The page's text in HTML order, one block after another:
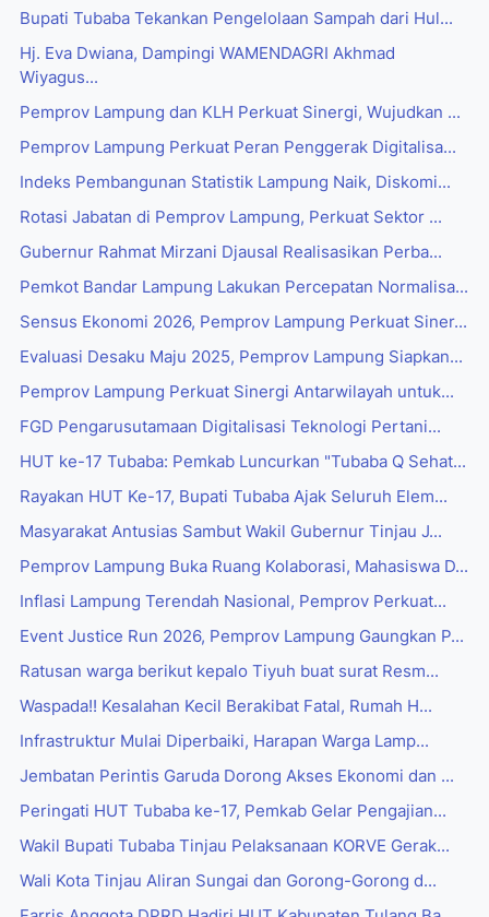
Bupati Tubaba Tekankan Pengelolaan Sampah dari Hul...
Hj. Eva Dwiana, Dampingi WAMENDAGRI Akhmad
Wiyagus...
Pemprov Lampung dan KLH Perkuat Sinergi, Wujudkan ...
Pemprov Lampung Perkuat Peran Penggerak Digitalisa...
Indeks Pembangunan Statistik Lampung Naik, Diskomi...
Rotasi Jabatan di Pemprov Lampung, Perkuat Sektor ...
Gubernur Rahmat Mirzani Djausal Realisasikan Perba...
Pemkot Bandar Lampung Lakukan Percepatan Normalisa...
Sensus Ekonomi 2026, Pemprov Lampung Perkuat Siner...
Evaluasi Desaku Maju 2025, Pemprov Lampung Siapkan...
Pemprov Lampung Perkuat Sinergi Antarwilayah untuk...
FGD Pengarusutamaan Digitalisasi Teknologi Pertani...
HUT ke-17 Tubaba: Pemkab Luncurkan "Tubaba Q Sehat...
Rayakan HUT Ke-17, Bupati Tubaba Ajak Seluruh Elem...
Masyarakat Antusias Sambut Wakil Gubernur Tinjau J...
Pemprov Lampung Buka Ruang Kolaborasi, Mahasiswa D...
Inflasi Lampung Terendah Nasional, Pemprov Perkuat...
Event Justice Run 2026, Pemprov Lampung Gaungkan P...
Ratusan warga berikut kepalo Tiyuh buat surat Resm...
Waspada!! Kesalahan Kecil Berakibat Fatal, Rumah H...
Infrastruktur Mulai Diperbaiki, Harapan Warga Lamp...
Jembatan Perintis Garuda Dorong Akses Ekonomi dan ...
Peringati HUT Tubaba ke-17, Pemkab Gelar Pengajian...
Wakil Bupati Tubaba Tinjau Pelaksanaan KORVE Gerak...
Wali Kota Tinjau Aliran Sungai dan Gorong-Gorong d...